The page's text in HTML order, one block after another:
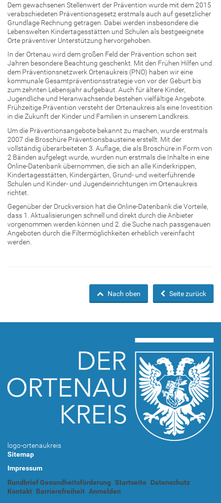
Dem gewachsenen Stellenwert der Prävention wurde mit dem 2015
verabschiedeten Präventionsgesetz erstmals auch auf gesetzlicher
Grundlage Rechnung getragen. Dabei werden insbesondere die
Lebenswelten Kindertagesstätten und Schulen als bestgeeignete
Orte präventiver Unterstützung hervorgehoben.
In der Ortenau wird dem großen Feld der Prävention schon seit
Jahren besondere Beachtung geschenkt. Mit den Frühen Hilfen und
dem Präventionsnetzwerk Ortenaukreis (PNO) haben wir eine
kommunale Gesamtpräventionsstrategie von vor der Geburt bis
zum zehnten Lebensjahr aufgebaut. Auch für ältere Kinder,
Jugendliche und Heranwachsende bestehen vielfältige Angebote.
Frühzeitige Prävention versteht der Ortenaukreis als eine Investition
in die Zukunft der Kinder und Familien in unserem Landkreis.
Um die Präventionsangebote bekannt zu machen, wurde erstmals
2007 die Broschüre Präventionsbausteine erstellt. Mit der
vollständig überarbeiteten 3. Auflage, die als Broschüre in Form von
2 Bänden aufgelegt wurde, wurden nun erstmals die Inhalte in eine
Online-Datenbank übernommen, die sich an alle Kinderkrippen,
Kindertagesstätten, Kindergärten, Grund- und weiterführende
Schulen und Kinder- und Jugendeinrichtungen im Ortenaukreis
richtet.
Gegenüber der Druckversion hat die Online-Datenbank die Vorteile,
dass 1. Aktualisierungen schnell und direkt durch die Anbieter
vorgenommen werden können und 2. die Suche nach passgenauen
Angeboten durch die Filtermöglichkeiten erheblich vereinfacht
werden.
Seite zurück
Nach oben
logo-ortenaukreis
Sitemap
Impressum
Rundbrief Gesundheitsförderung Startseite
Datenschutz
Kontakt Barrierefreiheit Anmelden